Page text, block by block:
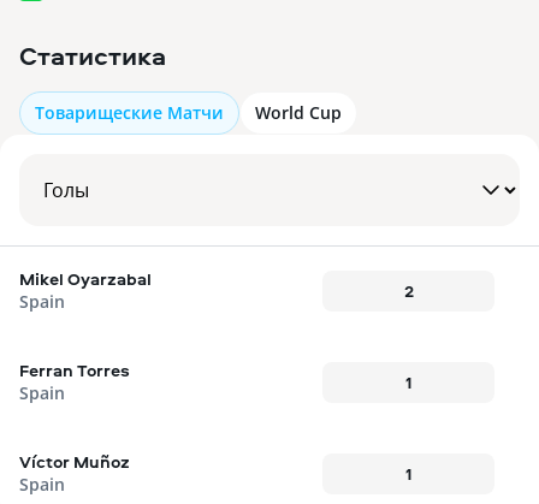
Статистика
Товарищеские Матчи World Cup
Mikel Oyarzabal
Spain
2
Ferran Torres
Spain
1
Víctor Muñoz
Spain
1